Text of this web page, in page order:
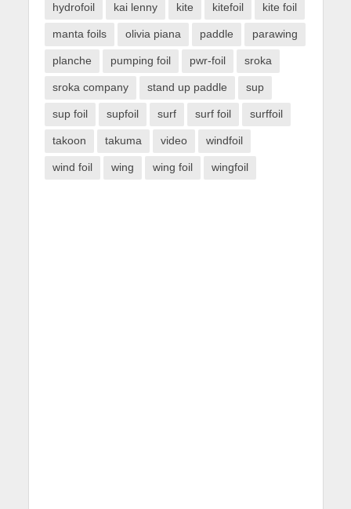
hydrofoil kai lenny kite kitefoil kite foil
manta foils olivia piana paddle parawing
planche pumping foil pwr-foil sroka
sroka company stand up paddle sup
sup foil supfoil surf surf foil surffoil
takoon takuma video windfoil
wind foil wing wing foil wingfoil